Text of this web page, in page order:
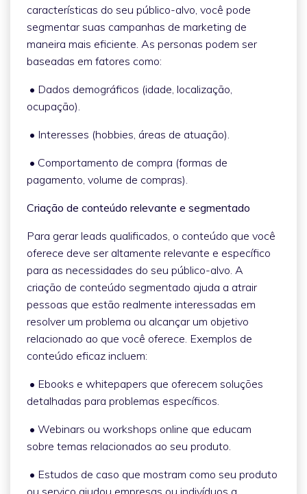
características do seu público-alvo, você pode
segmentar suas campanhas de marketing de
maneira mais eficiente. As personas podem ser
baseadas em fatores como:
• Dados demográficos (idade, localização,
ocupação).
• Interesses (hobbies, áreas de atuação).
• Comportamento de compra (formas de
pagamento, volume de compras).
Criação de conteúdo relevante e segmentado
Para gerar leads qualificados, o conteúdo que você
oferece deve ser altamente relevante e específico
para as necessidades do seu público-alvo. A
criação de conteúdo segmentado ajuda a atrair
pessoas que estão realmente interessadas em
resolver um problema ou alcançar um objetivo
relacionado ao que você oferece. Exemplos de
conteúdo eficaz incluem:
• Ebooks e whitepapers que oferecem soluções
detalhadas para problemas específicos.
• Webinars ou workshops online que educam
sobre temas relacionados ao seu produto.
• Estudos de caso que mostram como seu produto
ou serviço ajudou empresas ou indivíduos a